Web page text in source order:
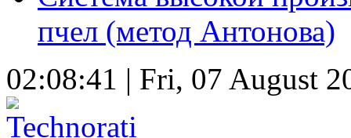
пчел (метод Антонова)
02:08:42 | Fri, 07 August